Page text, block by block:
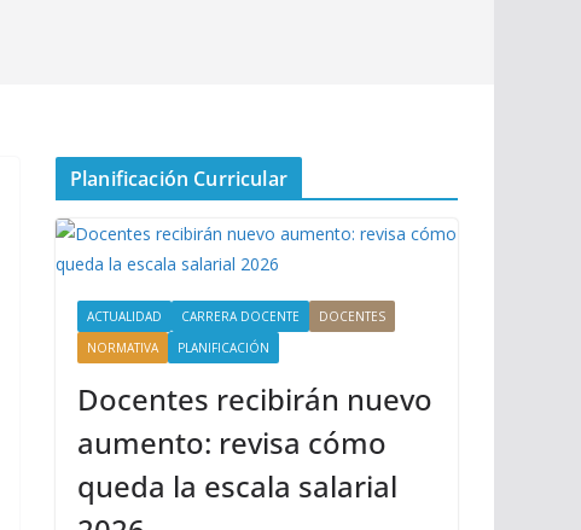
Planificación Curricular
ACTUALIDAD CARRERA DOCENTE
DOCENTES
NORMATIVA
PLANIFICACIÓN
Docentes recibirán nuevo
aumento: revisa cómo
queda la escala salarial